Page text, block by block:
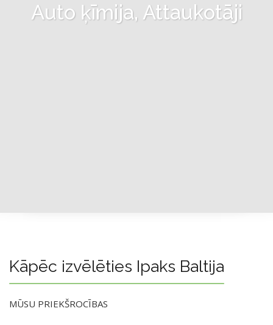
Auto ķīmija, Attaukotāji
Kāpēc izvēlēties Ipaks Baltija
MŪSU PRIEKŠROCĪBAS